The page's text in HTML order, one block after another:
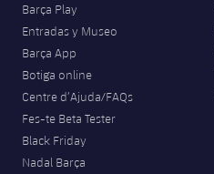
Barça Play
Entradas y Museo
Barça App
Botiga online
Centre d’Ajuda/FAQs
Fes-te Beta Tester
Black Friday
Nadal Barça